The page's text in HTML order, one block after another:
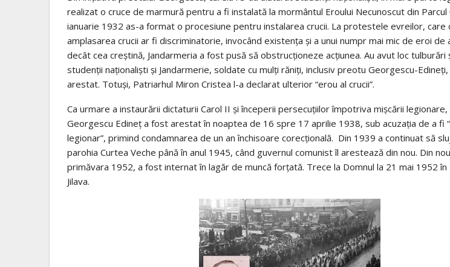
realizat o cruce de marmură pentru a fi instalată la mormântul Eroului Necunoscut din Parcul
ianuarie 1932 as-a format o procesiune pentru instalarea crucii. La protestele evreilor, care
amplasarea crucii ar fi discriminatorie, invocând existența și a unui numpr mai mic de eroi de
decât cea creștină, Jandarmeria a fost pusă să obstrucționeze acțiunea. Au avut loc tulburări
studenții naționaliști și Jandarmerie, soldate cu mulți răniți, inclusiv preotu Georgescu-
arestat. Totuși, Patriarhul Miron Cristea l-a declarat ulterior “erou al crucii”.
Ca urmare a instaurării dictaturii Carol II și începerii persecuțiilor împotriva mișcării
Georgescu Edineț a fost arestat în noaptea de 16 spre 17 aprilie 1938, sub acuzația de a fi
legionar”, primind condamnarea de un an închisoare corecțională. Din 1939 a continuat să
parohia Curtea Veche până în anul 1945, când guvernul comunist îl arestează din nou. Din
primăvara 1952, a fost internat în lagăr de muncă forțată. Trece la Domnul la 21 mai 1952 în
Jilava.